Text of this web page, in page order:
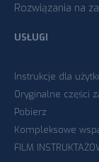
Rozwiązania na
USŁUGI
Instrukcje dla
Oryginalne części
Pobierz
Kompleksowe
FILM